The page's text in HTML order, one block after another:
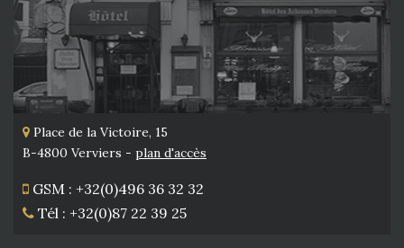
Place de la Victoire, 15
B-4800 Verviers - plan d'accès
GSM : +32(0)496 36 32 32
Tél : +32(0)87 22 39 25